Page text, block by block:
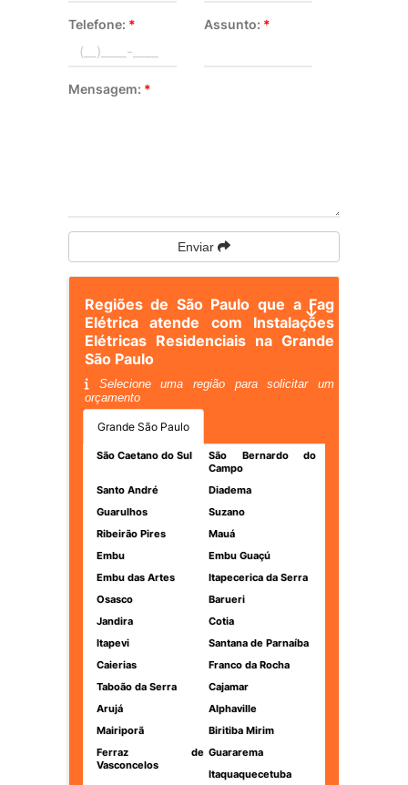
Telefone: * Assunto: *
Mensagem: *
Enviar
Regiões de São Paulo que a Fag
Elétrica atende com Instalações
Elétricas Residenciais na Grande
São Paulo
Selecione uma região para solicitar um
orçamento
Grande São Paulo
São Caetano do Sul
São Bernardo do
Campo
Santo André
Diadema
Guarulhos
Suzano
Ribeirão Pires
Mauá
Embu
Embu Guaçú
Embu das Artes
Itapecerica da Serra
Osasco
Barueri
Jandira
Cotia
Itapevi
Santana de Parnaíba
Caierias
Franco da Rocha
Taboão da Serra
Cajamar
Arujá
Alphaville
Mairiporã
Biritiba Mirim
Ferraz de
Vasconcelos
Guararema
Itaquaquecetuba